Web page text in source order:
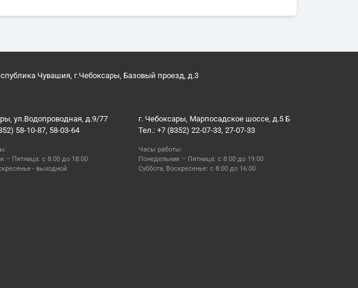
Чувашия, г.Чебоксары, Базовый проезд, д.3
ул.Водопроводная, д.9/77
58-10-87, 58-03-64
– Пятница: с 8:00 до 18:00
- выходной
г. Чебоксары, Марпосадское шоссе, д.5 Б
Тел.: +7 (8352) 22-07-33, 27-07-33
Часы работы:
Понедельник – Пятница: с 8:00 до 19:00
Суббота, Воскресенье: с 8:00 до 16:00